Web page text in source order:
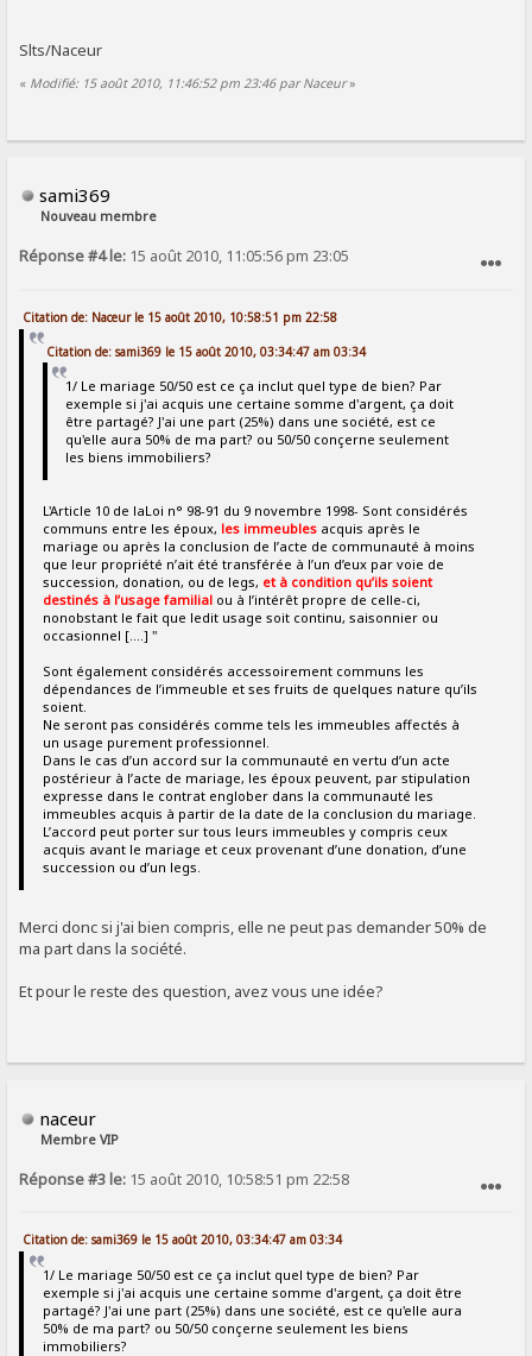
Slts/Naceur
« Modifié: 15 août 2010, 11:46:52 pm 23:46 par Naceur»
sami369
Nouveau membre
Réponse #4 le: 15 août 2010, 11:05:56 pm 23:05
Citation de: Naceur le 15 août 2010, 10:58:51 pm 22:58
Citation de: sami369 le 15 août 2010, 03:34:47 am 03:34
1/ Le mariage 50/50 est ce ça inclut quel type de bien? Par
exemple si j'ai acquis une certaine somme d'argent, ça doit
être partagé? J'ai une part (25%) dans une société, est ce
qu'elle aura 50% de ma part? ou 50/50 conçerne seulement
les biens immobiliers?
L'Article 10 de laLoi n° 98-91 du 9 novembre 1998- Sont considérés
communs entre les époux, les immeubles acquis après le
mariage ou après la conclusion de l’acte de communauté à moins
que leur propriété n’ait été transférée à l’un d’eux par voie de
succession, donation, ou de legs, et à condition qu’ils soient
destinés à l’usage familial ou à l’intérêt propre de celle-ci,
nonobstant le fait que ledit usage soit continu, saisonnier ou
occasionnel [....] "
Sont également considérés accessoirement communs les
dépendances de l’immeuble et ses fruits de quelques nature qu’ils
soient.
Ne seront pas considérés comme tels les immeubles affectés à
un usage purement professionnel.
Dans le cas d’un accord sur la communauté en vertu d’un acte
postérieur à l’acte de mariage, les époux peuvent, par stipulation
expresse dans le contrat englober dans la communauté les
immeubles acquis à partir de la date de la conclusion du mariage.
L’accord peut porter sur tous leurs immeubles y compris ceux
acquis avant le mariage et ceux provenant d’une donation, d’une
succession ou d’un legs.
Merci donc si j'ai bien compris, elle ne peut pas demander 50% de
ma part dans la société.
Et pour le reste des question, avez vous une idée?
naceur
Membre VIP
Réponse #3 le: 15 août 2010, 10:58:51 pm 22:58
Citation de: sami369 le 15 août 2010, 03:34:47 am 03:34
1/ Le mariage 50/50 est ce ça inclut quel type de bien? Par
exemple si j'ai acquis une certaine somme d'argent, ça doit être
partagé? J'ai une part (25%) dans une société, est ce qu'elle aura
50% de ma part? ou 50/50 conçerne seulement les biens
immobiliers?